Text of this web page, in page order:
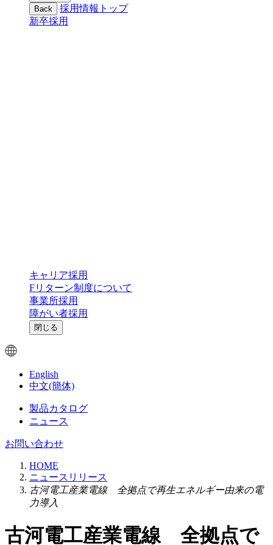
Back
採用情報トップ
新卒採用
キャリア採用
Fリターン制度について
事業所採用
障がい者採用
閉じる
English
中文(簡体)
製品カタログ
ニュース
お問い合わせ
HOME
ニュースリリース
古河電工産業電線 全拠点で再生エネルギー由来の電
力導入
古河電工産業電線 全拠点で